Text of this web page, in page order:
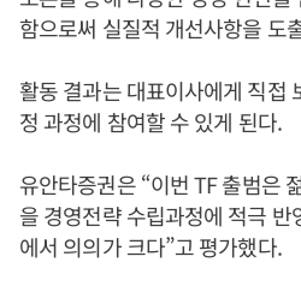
함으로써 실질적 개선사항을 도
활동 결과는 대표이사에게 직접
정 과정에 참여할 수 있게 된다.
유안타증권은 “이번 TF 출범은
을 경영전략 수립과정에 적극
에서 의의가 크다”고 평가했다.